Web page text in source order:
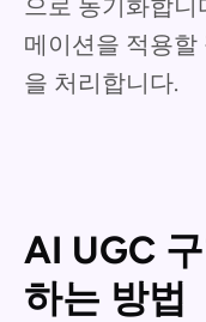
으로 동기화합니
메이션을 적용할
을 처리합니다.
AI UGC
하는 방법